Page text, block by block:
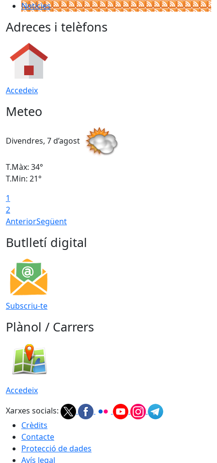
Notícies
Adreces i telèfons
Accedeix
Meteo
Divendres, 7 d’agost
T.Màx: 34°
T.Min: 21°
1
2
AnteriorSegüent
Butlletí digital
Subscriu-te
Plànol / Carrers
Accedeix
Xarxes socials:
Crèdits
Contacte
Protecció de dades
Avís legal